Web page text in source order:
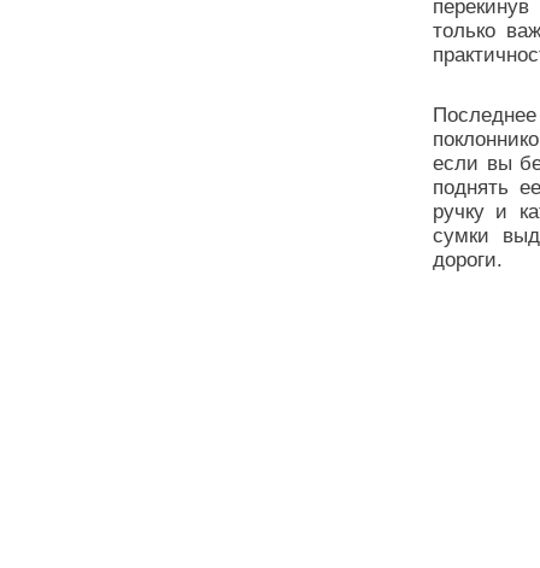
только
если вы
поднять
ручку и
сумки
дороги.